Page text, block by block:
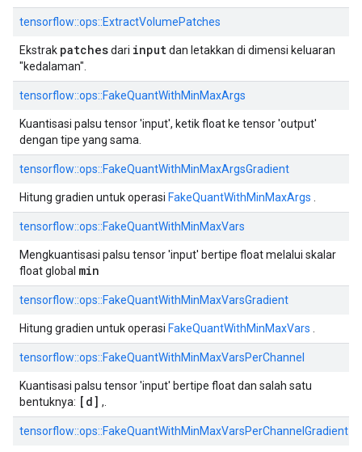
tensorflow::ops::ExtractVolumePatches
Ekstrak patchesdari inputdan letakkan di dimensi keluaran
"kedalaman".
tensorflow::ops::FakeQuantWithMinMaxArgs
Kuantisasi palsu tensor 'input', ketik float ke tensor 'output'
dengan tipe yang sama.
tensorflow::ops::FakeQuantWithMinMaxArgsGradient
Hitung gradien untuk operasi FakeQuantWithMinMaxArgs
tensorflow::ops::FakeQuantWithMinMaxVars
Mengkuantisasi palsu tensor 'input' bertipe float melalui skalar
float global min
tensorflow::ops::FakeQuantWithMinMaxVarsGradient
Hitung gradien untuk operasi FakeQuantWithMinMaxVars
tensorflow::ops::FakeQuantWithMinMaxVarsPerChannel
Kuantisasi palsu tensor 'input' bertipe float dan salah satu
bentuknya: [d] ,.
tensorflow::ops::FakeQuantWithMinMaxVarsPerChannelGradient